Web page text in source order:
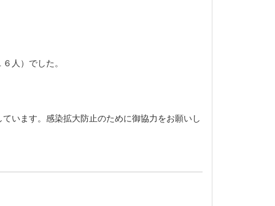
人）でした。
います。感染拡大防止のために御協力をお願いし